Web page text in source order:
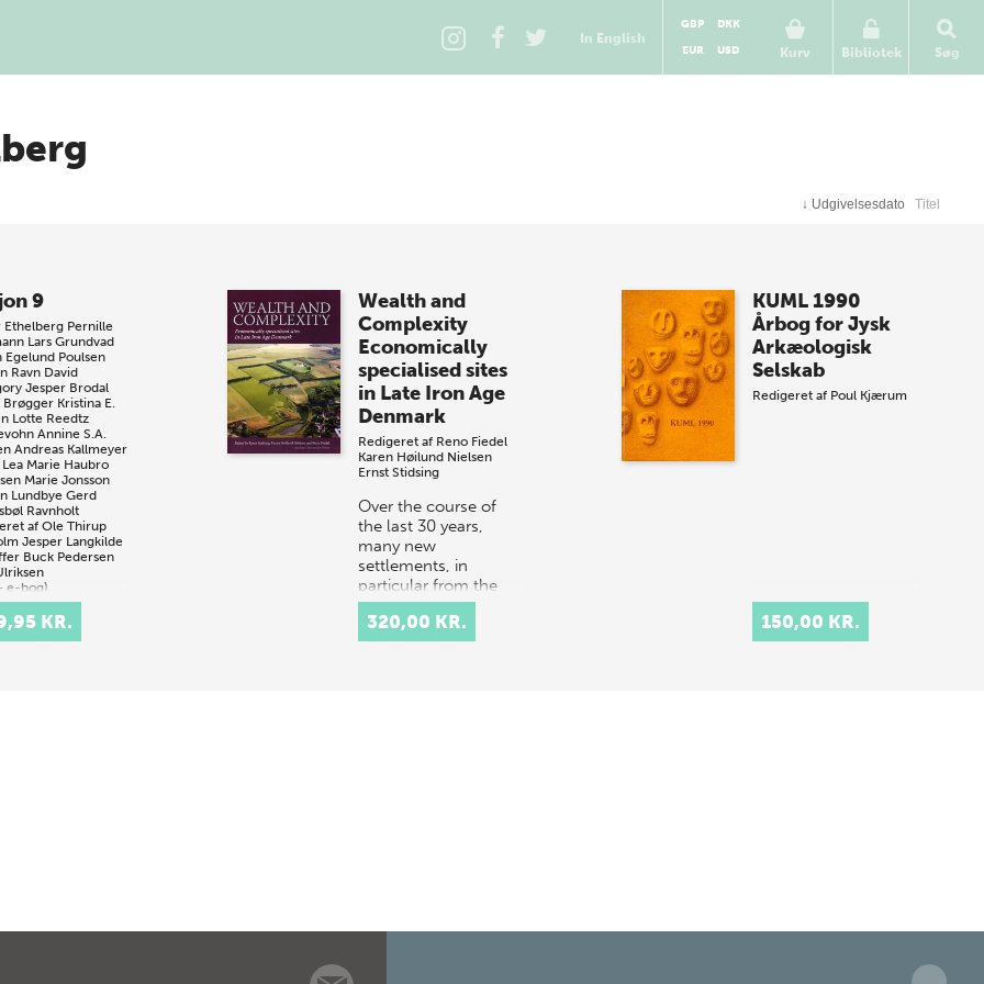
In English
Kurv
GBP
DKK
EUR
USD Bibliotek Søg
↓ Udgivelsesdato Titel
9
Ethelberg Pernille
Lars Grundvad
Egelund Poulsen
Ravn David
Jesper Brodal
Brøgger Kristina E.
Lotte Reedtz
Annine S.A.
Andreas Kallmeyer
Lea Marie Haubro
Marie Jonsson
Lundbye Gerd
Ravnholt
af Ole Thirup
Jesper Langkilde
Buck Pedersen
e-bog)
–
studier
KR.
Wealth and
Complexity
Economically
specialised sites
in Late Iron Age
Denmark
Redigeret af Reno Fiedel
Karen Høilund Nielsen
Ernst Stidsing
Over the course of
the last 30 years,
many new
settlements, in
particular from the
Late Iron Age, have
been discovered in
Denmark as a result
320,00 KR.
KUML 1990
Årbog for Jysk
Arkæologisk
Selskab
Redigeret af Poul Kjærum
150,00 KR.